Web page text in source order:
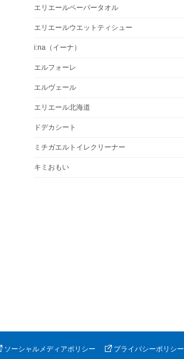
エリエールペーパータオル
エリエールウエットティシュー
i:na（イーナ）
エルフォーレ
エルヴェール
エリエール北海道
ドデカシート
ミチガエルトイレクリーナー
キミおもい
ソーシャルメディアポリシー プライバシーポリシー